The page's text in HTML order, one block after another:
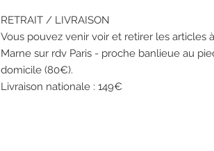
RETRAIT / LIVRAISON
Vous pouvez venir voir et retirer les articles
Marne sur rdv Paris - proche banlieue au
domicile (80€).
Livraison nationale : 149€